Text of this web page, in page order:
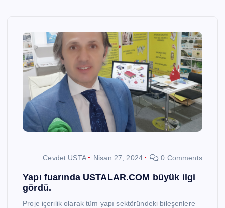
Cevdet USTA Nisan 27, 2024 0 Comments
Yapı fuarında USTALAR.COM büyük ilgi
gördü.
Proje içerilik olarak tüm yapı sektöründeki bileşenlere